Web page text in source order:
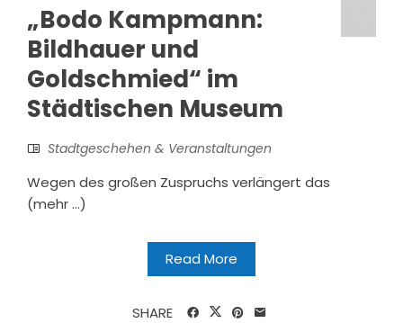
„Bodo Kampmann:
Bildhauer und
Goldschmied“ im
Städtischen Museum
Stadtgeschehen & Veranstaltungen
Wegen des großen Zuspruchs verlängert das
(mehr …)
Read More
SHARE